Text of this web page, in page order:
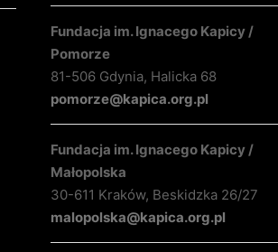
Fundacja im. Ignacego Kapicy /
Pomorze
81-506 Gdynia, Halicka 68
pomorze@kapica.org.pl
Fundacja im. Ignacego Kapicy /
Małopolska
30-611 Kraków, Beskidzka 26/27
malopolska@kapica.org.pl